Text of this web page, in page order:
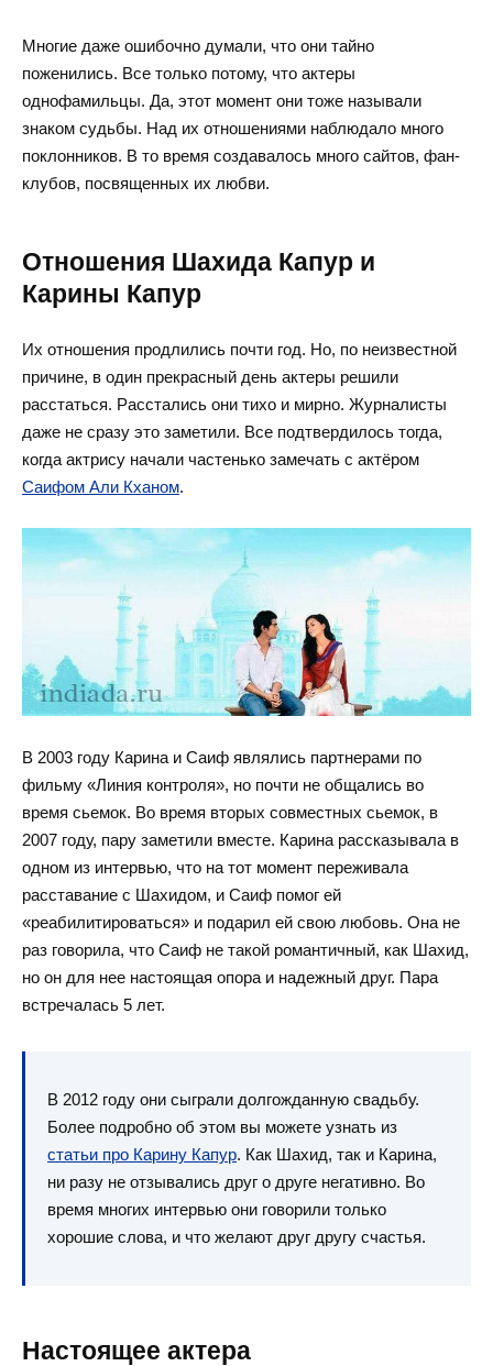
Многие даже ошибочно думали, что они тайно
поженились. Все только потому, что актеры
однофамильцы. Да, этот момент они тоже называли
знаком судьбы. Над их отношениями наблюдало много
поклонников. В то время создавалось много сайтов, фан-
клубов, посвященных их любви.
Отношения Шахида Капур и
Карины Капур
Их отношения продлились почти год. Но, по неизвестной
причине, в один прекрасный день актеры решили
расстаться. Расстались они тихо и мирно. Журналисты
даже не сразу это заметили. Все подтвердилось тогда,
когда актрису начали частенько замечать с актёром
Саифом Али Кханом.
В 2003 году Карина и Саиф являлись партнерами по
фильму «Линия контроля», но почти не общались во
время сьемок. Во время вторых совместных сьемок, в
2007 году, пару заметили вместе. Карина рассказывала в
одном из интервью, что на тот момент переживала
расставание с Шахидом, и Саиф помог ей
«реабилитироваться» и подарил ей свою любовь. Она не
раз говорила, что Саиф не такой романтичный, как Шахид,
но он для нее настоящая опора и надежный друг. Пара
встречалась 5 лет.
В 2012 году они сыграли долгожданную свадьбу.
Более подробно об этом вы можете узнать из
статьи про Карину Капур. Как Шахид, так и Карина,
ни разу не отзывались друг о друге негативно. Во
время многих интервью они говорили только
хорошие слова, и что желают друг другу счастья.
Настоящее актера